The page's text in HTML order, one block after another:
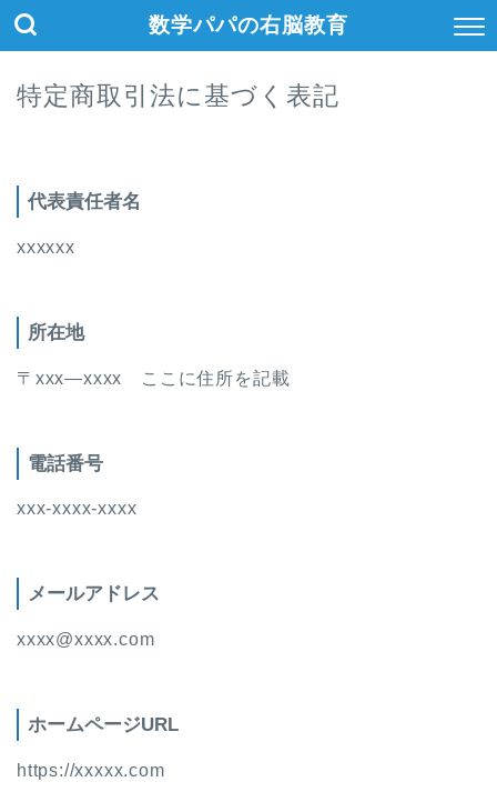
数学パパの右脳教育
特定商取引法に基づく表記
代表責任者名
xxxxxx
所在地
〒xxx―xxxx ここに住所を記載
電話番号
xxx-xxxx-xxxx
メールアドレス
xxxx@xxxx.com
ホームページURL
https://xxxxx.com